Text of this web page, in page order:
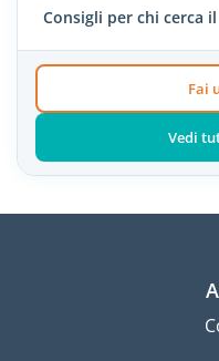
Consigli per chi cerca
Fai
Vedi